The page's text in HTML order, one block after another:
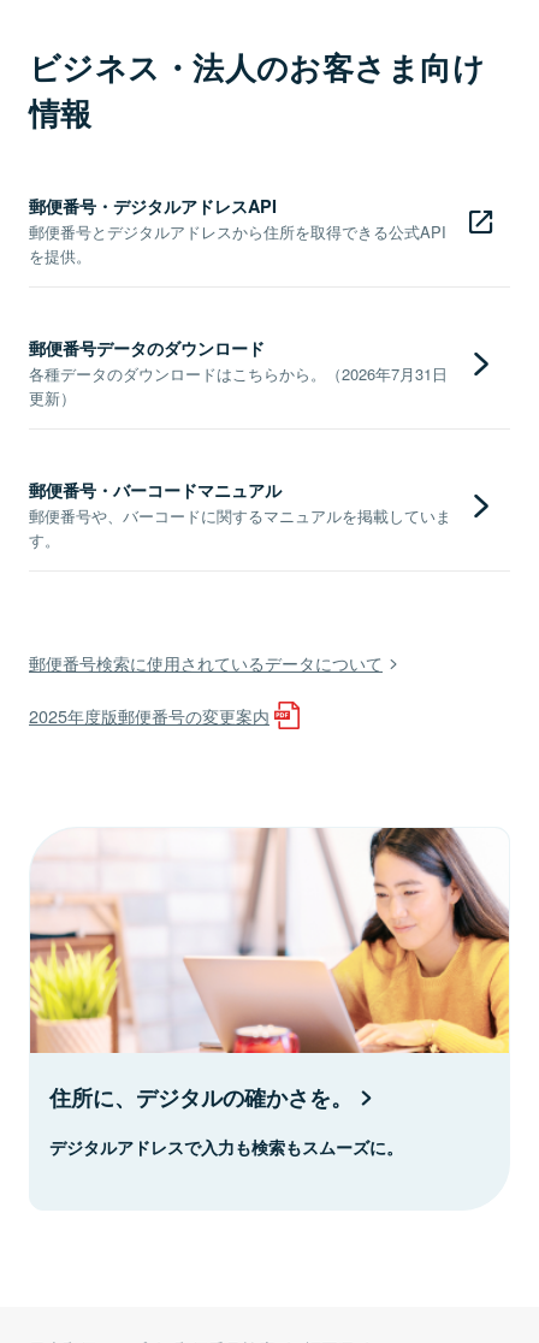
ビジネス・法人のお客さま向け
情報
郵便番号・デジタルアドレスAPI
郵便番号とデジタルアドレスから住所を取得できる公式API
を提供。
郵便番号データのダウンロード
各種データのダウンロードはこちらから。（2026年7月31日
更新）
郵便番号・バーコードマニュアル
郵便番号や、バーコードに関するマニュアルを掲載していま
す。
郵便番号検索に使用されているデータについて
2025年度版郵便番号の変更案内
住所に、デジタルの確かさを。
デジタルアドレスで入力も検索もスムーズに。